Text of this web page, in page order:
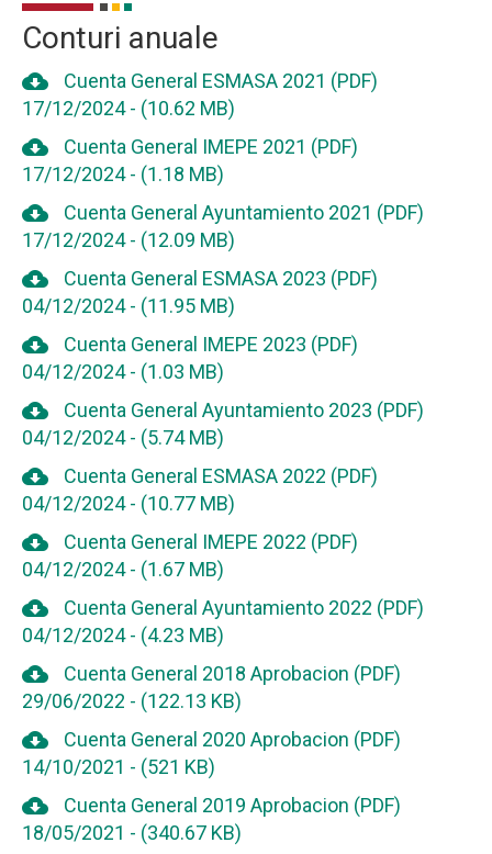
Conturi anuale
cloud_download
Cuenta General ESMASA 2021 (PDF)
17/12/2024- (10.62 MB)
cloud_download
Cuenta General IMEPE 2021 (PDF)
17/12/2024- (1.18 MB)
cloud_download
Cuenta General Ayuntamiento 2021 (PDF)
17/12/2024- (12.09 MB)
cloud_download
Cuenta General ESMASA 2023 (PDF)
04/12/2024- (11.95 MB)
cloud_download
Cuenta General IMEPE 2023 (PDF)
04/12/2024- (1.03 MB)
cloud_download
Cuenta General Ayuntamiento 2023 (PDF)
04/12/2024- (5.74 MB)
cloud_download
Cuenta General ESMASA 2022 (PDF)
04/12/2024- (10.77 MB)
cloud_download
Cuenta General IMEPE 2022 (PDF)
04/12/2024- (1.67 MB)
cloud_download
Cuenta General Ayuntamiento 2022 (PDF)
04/12/2024- (4.23 MB)
cloud_download
Cuenta General 2018 Aprobacion (PDF)
29/06/2022 - (122.13 KB)
cloud_download
Cuenta General 2020 Aprobacion (PDF)
14/10/2021 - (521 KB)
cloud_download
Cuenta General 2019 Aprobacion (PDF)
18/05/2021 - (340.67 KB)